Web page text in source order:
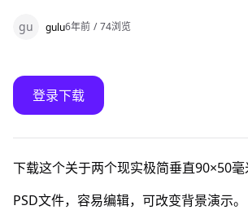
gu gulu6年前 / 74浏览
登录下载
下载这个关于两个现实极简垂直90×50
PSD文件，容易编辑，可改变背景演示。